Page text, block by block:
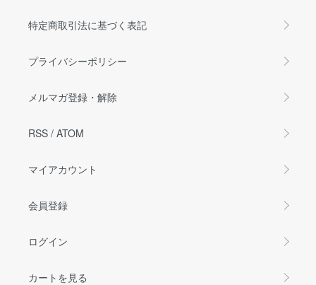
特定商取引法に基づく表記
プライバシーポリシー
メルマガ登録・解除
RSS / ATOM
マイアカウント
会員登録
ログイン
カートを見る